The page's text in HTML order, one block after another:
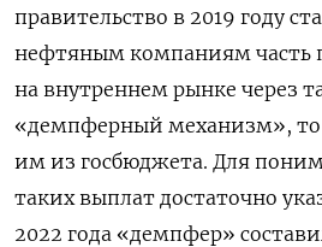
правительство в 2019 году
нефтяным компаниям часть
на внутреннем рынке через
«демпферный механизм», то
им из госбюджета. Для
таких выплат достаточно
2022 года «демпфер»